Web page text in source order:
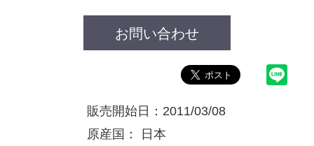
お問い合わせ
販売開始日：2011/03/08
原産国：
日本